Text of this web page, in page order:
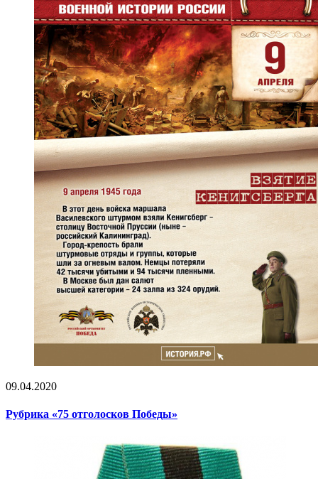
09.04.2020
Рубрика «75 отголосков Победы»